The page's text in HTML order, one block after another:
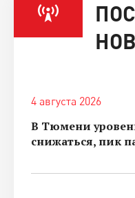
4 августа 2026
В Тюмени
снижаться, пик